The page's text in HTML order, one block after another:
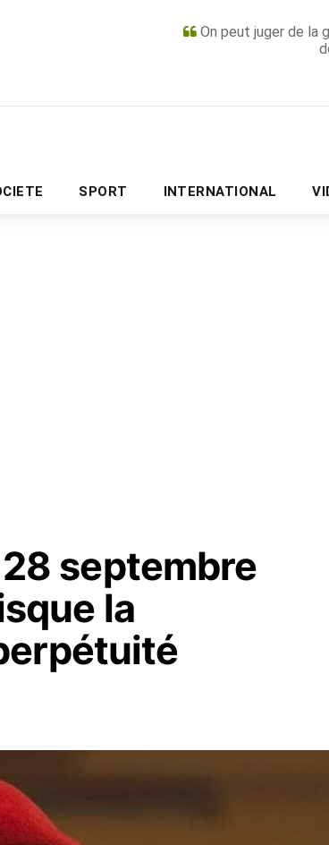
On peut juger de la
SPORT INTERNATIONAL
PUBLICITÉ
septembre
la